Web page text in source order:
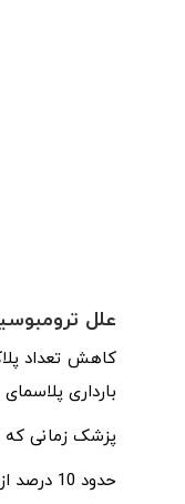
علل
کاهش تعداد
بارداری
پزشک زمانی که تعداد پلاکت به زیر 100000 تا 150000 در
حدود 10 درصد از زنان در دوران بارداری تعداد پلاکت های زیر 150000 در لیتر را تجربه می کنند.